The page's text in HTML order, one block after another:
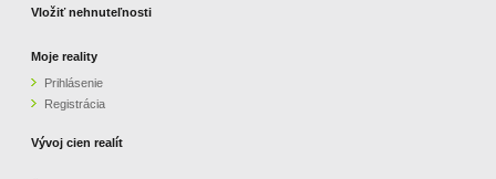
PARTNERI
OBCHODNÉ PODMIENKY
Vložiť nehnuteľnosti
Moje reality
Prihlásenie
Registrácia
Vývoj cien realít